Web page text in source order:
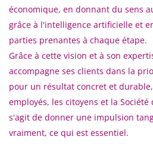
économique, en donnant du sens
grâce à l'intelligence artificielle et
parties prenantes à chaque étape.
Grâce à cette vision et à son
accompagne ses clients dans la
pour un résultat concret et
employés, les citoyens et la
s'agit de donner une impulsion
vraiment, ce qui est essentiel.